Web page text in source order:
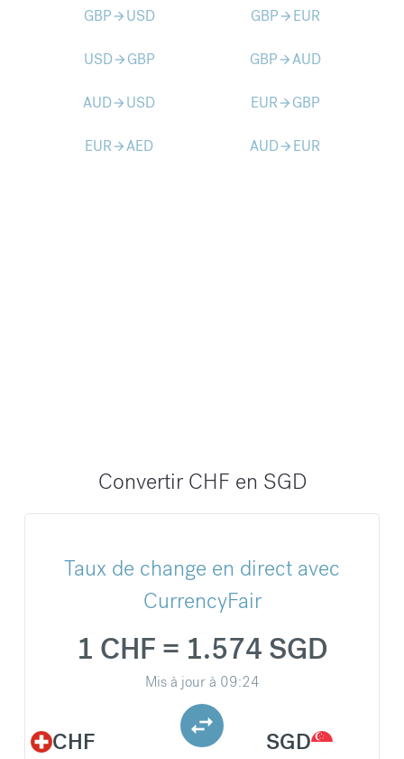
GBParrow_forward USD GBParrow_forward EUR
USDarrow_forward GBP GBParrow_forwardAUD
AUDarrow_forward USD EURarrow_forward GBP
EURarrow_forwardAED AUDarrow_forward EUR
Convertir CHF en SGD
Taux de change en direct avec
CurrencyFair
CHF
1 CHF = 1.574 SGD
Mis à jour à 09:24
SGD